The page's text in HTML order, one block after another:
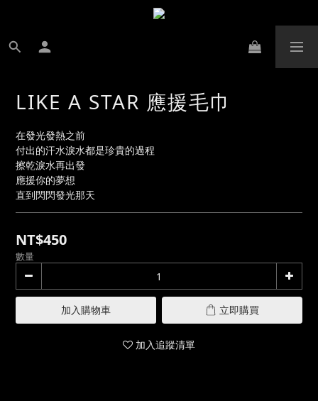
LIKE A STAR 應援毛巾
在發光發熱之前
付出的汗水淚水都是珍貴的過程
擦乾淚水再出發
應援你的夢想
直到閃閃發光那天
NT$450
數量
加入購物車 立即購買
加入追蹤清單